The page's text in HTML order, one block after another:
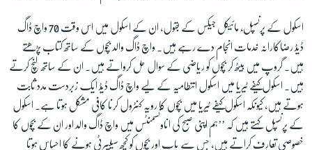
اسکول کے پرنسپل، مائیکل جیکس کے بقول، ان کے اسکول میں اس وقت 70 واچ ڈاگ
ڈیڈ رضاکارانہ خدمات انجام دے رہے ہیں۔ واچ ڈاگ والد بچوں کے ساتھ کتاب پڑھتے
ہیں۔ گروپ میں بیٹھ کر بچوں کو ریاضی کے سوال حل کرواتے ہیں۔ ان کے ساتھ لنچ کرتے
ہیں۔ اسکول کیفے ٹیریا میں اسکول انتطامیہ کے لیے واچ ڈاگ ڈیڈ ایک زبردست مدد ثابت
ہوتے ہیں، کیونکہ اسکول کیفے ٹیریا میں بچوں کا رویہ کنٹرول کرنا کافی مشکل ہوتا ہے۔ اسکول
کے پرنسپل کہتے ہیں کہ ’’ہم اپنی صبح کی اناونسمنٹس میں واچ ڈاگ والد اور ان کے بچوں کا
خصوصی تعارف کراتے ہیں، جس سے باپ اور بچوں کو کچھ سیلیبرٹی ہونے کا احساس ہوتا